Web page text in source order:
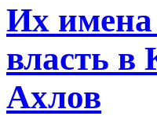
Их имена
власть в
Ахлов